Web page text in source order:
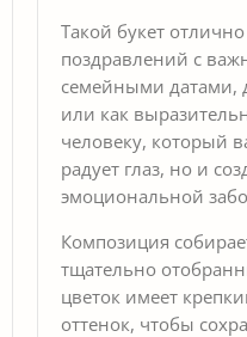
Такой букет
поздравлений с
семейными датами,
или как
человеку, который
радует глаз, но и
эмоциональной
Композиция
тщательно
цветок имеет
оттенок, чтобы